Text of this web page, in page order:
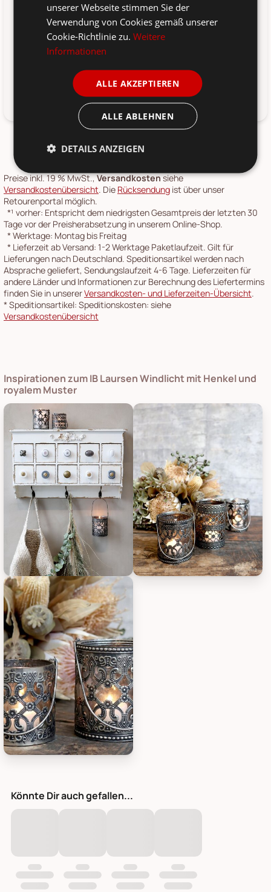
Für royale Momente sorgt dieses Windlicht von Chic Antique.
Lass dich verzaubern von seinem royalen Muster und der
Möglichkeit, das Windlicht nicht nur auf dem Tisch
abzustellen, sondern dank des Henkels auch Äste oder Haken
Lasse Kerzen niemals unbeaufsichtigt abbrennen oder
verwende LED-Kerzen.
Preise inkl. 19 % MwSt.,Versandkostensiehe
Versandkostenübersicht. Die Rücksendung ist über unser
Retourenportal möglich.
*¹ vorher: Entspricht dem niedrigsten Gesamtpreis der letzten 30
Tage vor der Preisherabsetzung in unserem Online-Shop.
*Werktage: Montag bis Freitag
* Lieferzeit ab Versand: 1-2 Werktage Paketlaufzeit. Gilt für
Lieferungen nach Deutschland. Speditionsartikel werden nach
Absprache geliefert, Sendungslaufzeit 4-6 Tage. Lieferzeiten für
andere Länder und Informationen zur Berechnung des Liefertermins
finden Sie in unsererVersandkosten- und Lieferzeiten-Übersicht.
*Speditionsartikel: Speditionskosten: siehe
Versandkostenübersicht
Inspirationen zum IB Laursen Windlicht mit Henkel und
royalem Muster
Chic Antique Windlicht mit Henkel und royalem Muster, Bild 1
Könnte Dir auch gefallen...
unserer Webseite stimmen Sie der
Verwendung von Cookies gemäß unserer
Cookie-Richtlinie zu.Weitere
Informationen
ALLE AKZEPTIEREN
ALLE ABLEHNEN
DETAILS ANZEIGEN